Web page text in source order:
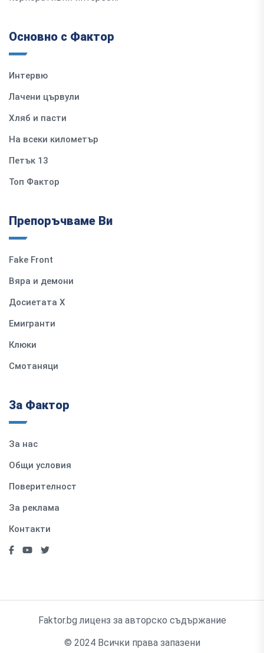
Основно с Фактор
Интервю
Лачени цървули
Хляб и пасти
На всеки километър
Петък 13
Топ Фактор
Препоръчваме Ви
Fake Front
Вяра и демони
Досиетата Х
Емигранти
Клюки
Смотаняци
За Фактор
За нас
Общи условия
Поверителност
За реклама
Контакти
Faktor.bg лиценз за авторско съдържание
© 2024 Всички права запазени